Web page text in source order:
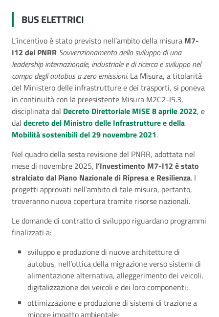
BUS ELETTRICI
L’incentivo è stato previsto nell’ambito della misura M7-
I12 del PNRR Sovvenzionamento dello sviluppo di una
leadership internazionale, industriale e di ricerca e sviluppo nel
campo degli autobus a zero emissioni. La Misura, a titolarità
del Ministero delle infrastrutture e dei trasporti, si poneva
in continuità con la preesistente Misura M2C2-I5.3,
disciplinata dal Decreto Direttoriale MISE 8 aprile 2022, e
dal decreto del Ministro delle Infrastrutture e della
Mobilità sostenibili del 29 novembre 2021.
Nel quadro della sesta revisione del PNRR, adottata nel
mese di novembre 2025, l’Investimento M7-I12 è stato
stralciato dal Piano Nazionale di Ripresa e Resilienza. I
progetti approvati nell’ambito di tale misura, pertanto,
troveranno nuova copertura tramite risorse nazionali.
Le domande di contratto di sviluppo riguardano programmi
finalizzati a:
sviluppo e produzione di nuove architetture di
autobus, nell’ottica della migrazione verso sistemi di
alimentazione alternativa, alleggerimento dei veicoli,
digitalizzazione dei veicoli e dei loro componenti;
ottimizzazione e produzione di sistemi di trazione a
minore impatto ambientale;